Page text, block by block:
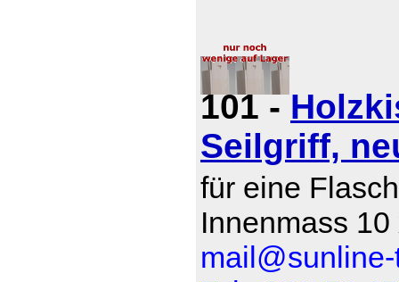
101 -
Seilgriff,
für eine
Innenmass